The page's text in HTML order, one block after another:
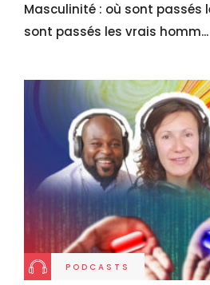
Masculinité : où sont passés
sont passés les vrais homm...
PODCASTS